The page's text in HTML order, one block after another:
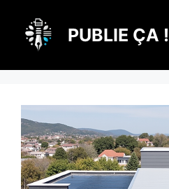
contenu
PUBLIE ÇA !